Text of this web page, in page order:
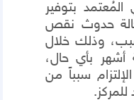
المُعتمد بتوفير
حدوث نقص
وذلك خلال
أشهر بأي حال،
سبباً من